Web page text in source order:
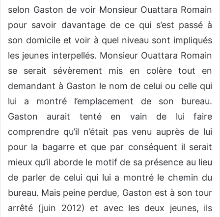
selon Gaston de voir Monsieur Ouattara Romain
pour savoir davantage de ce qui s’est passé à
son domicile et voir à quel niveau sont impliqués
les jeunes interpellés. Monsieur Ouattara Romain
se serait sévèrement mis en colère tout en
demandant à Gaston le nom de celui ou celle qui
lui a montré l’emplacement de son bureau.
Gaston aurait tenté en vain de lui faire
comprendre qu’il n’était pas venu auprès de lui
pour la bagarre et que par conséquent il serait
mieux qu’il aborde le motif de sa présence au lieu
de parler de celui qui lui a montré le chemin du
bureau. Mais peine perdue, Gaston est à son tour
arrêté (juin 2012) et avec les deux jeunes, ils